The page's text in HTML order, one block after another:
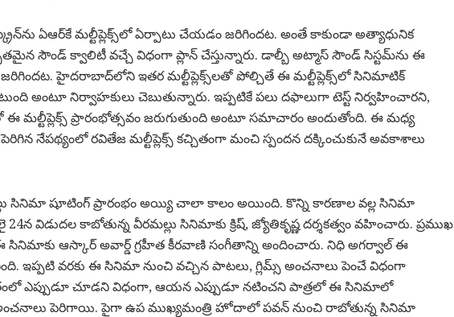
ఏఆర్‌కే మల్టీప్లెక్స్‌లో ఏర్పాటు చేయడం జరిగిందట. అంతే కాకుండా అత్యాధునిక
సౌండ్ క్వాలిటీ వచ్చే విధంగా ప్లాన్‌ చేస్తున్నారు. డాల్బీ అట్మాస్ సౌండ్‌ సిస్టమ్‌ను ఈ
జరిగిందట. హైదరాబాద్‌లోని ఇతర మల్టీప్లెక్స్‌లతో పోల్చితే ఈ మల్టీప్లెక్స్‌లో సినిమాటిక్‌
అంటూ నిర్వాహకులు చెబుతున్నారు. ఇప్పటికే పలు దఫాలుగా టెస్ట్‌ నిర్వహించారని,
ఈ మల్టీప్లెక్స్ ప్రారంభోత్సవం జరుగుతుంది అంటూ సమాచారం అందుతోంది. ఈ మధ్య
నేపథ్యంలో రవితేజ మల్టీప్లెక్స్‌ కచ్చితంగా మంచి స్పందన దక్కించుకునే అవకాశాలు
సినిమా షూటింగ్‌ ప్రారంభం అయ్యి చాలా కాలం అయింది. కొన్ని కారణాల వల్ల సినిమా
24న విడుదల కాబోతున్న వీరమల్లు సినిమాకు క్రిష్‌, జ్యోతికృష్ణ దర్శకత్వం వహించారు. ప్రముఖ
ఈ సినిమాకు ఆస్కార్‌ అవార్డ్‌ గ్రహీత కీరవాణి సంగీతాన్ని అందించారు. నిధి అగర్వాల్‌ ఈ
వరకు ఈ సినిమా నుంచి వచ్చిన పాటలు, గ్లిమ్స్ అంచనాలు పెంచే విధంగా
ఎప్పుడూ చూడని విధంగా, ఆయన ఎప్పుడూ నటించని పాత్రలో ఈ సినిమాలో
పెరిగాయి. పైగా ఉప ముఖ్యమంత్రి హోదాలో పవన్ నుంచి రాబోతున్న సినిమా